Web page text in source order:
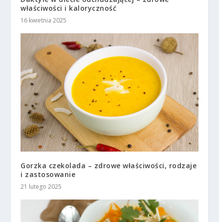
właściwości i kaloryczność
16 kwietnia 2025
Gorzka czekolada – zdrowe właściwości, rodzaje
i zastosowanie
21 lutego 2025